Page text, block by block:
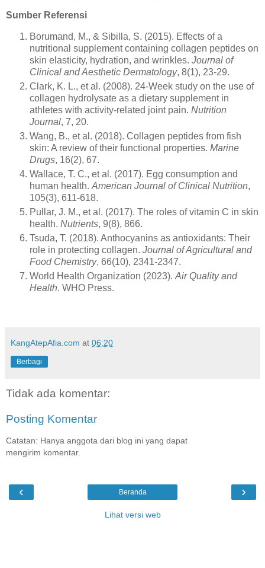
Sumber Referensi
Borumand, M., & Sibilla, S. (2015). Effects of a
nutritional supplement containing collagen peptides on
skin elasticity, hydration, and wrinkles. Journal of
Clinical and Aesthetic Dermatology, 8(1), 23-29.
Clark, K. L., et al. (2008). 24-Week study on the use of
collagen hydrolysate as a dietary supplement in
athletes with activity-related joint pain. Nutrition
Journal, 7, 20.
Wang, B., et al. (2018). Collagen peptides from fish
skin: A review of their functional properties. Marine
Drugs, 16(2), 67.
Wallace, T. C., et al. (2017). Egg consumption and
human health. American Journal of Clinical Nutrition,
105(3), 611-618.
Pullar, J. M., et al. (2017). The roles of vitamin C in skin
health. Nutrients, 9(8), 866.
Tsuda, T. (2018). Anthocyanins as antioxidants: Their
role in protecting collagen. Journal of Agricultural and
Food Chemistry, 66(10), 2341-2347.
World Health Organization (2023). Air Quality and
Health. WHO Press.
KangAtepAfia.com at 06:20
Berbagi
Tidak ada komentar:
Posting Komentar
Catatan: Hanya anggota dari blog ini yang dapat
mengirim komentar.
‹ ›
Beranda
Lihat versi web